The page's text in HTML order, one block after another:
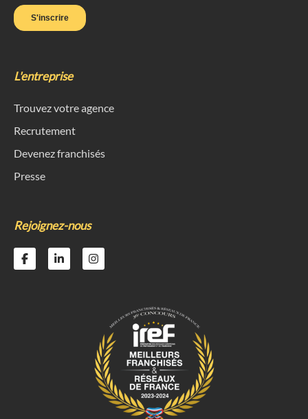
L'entreprise
Trouvez votre agence
Recrutement
Devenez franchisés
Presse
Rejoignez-nous